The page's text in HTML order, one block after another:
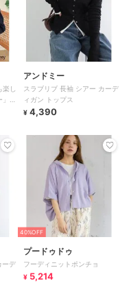
し
袖
アンドミー
スラブリブ 長袖 シアー カーデ
ィガン トップス
¥ 4,390
ーデ
40%OFF
プードゥドゥ
フーディニットポンチョ
¥ 5,214